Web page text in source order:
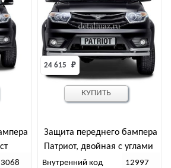
Защита переднего бампера
Патриот, двойная с углами
(рест) НЕРЖ ХРОМ
24 615 ₽
Внутренний код 12997
КУПИТЬ